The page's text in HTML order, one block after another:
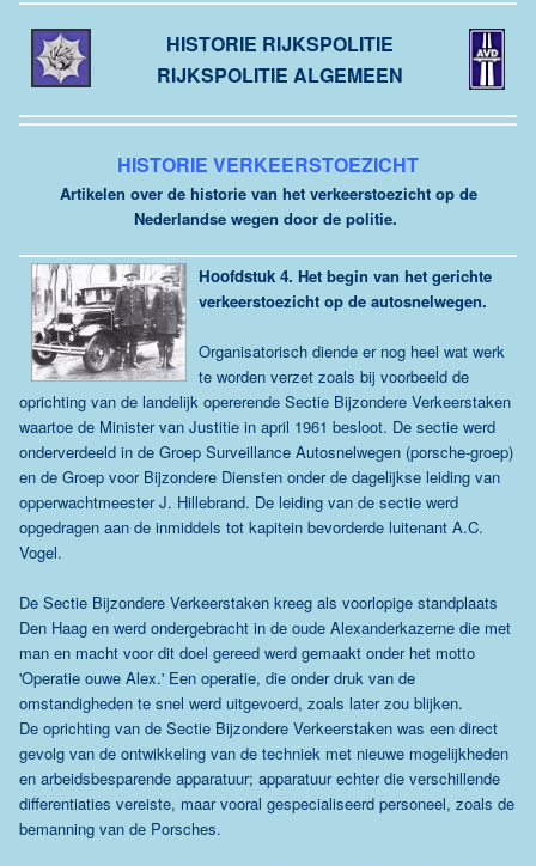
HISTORIE RIJKSPOLITIE
RIJKSPOLITIE ALGEMEEN
HISTORIE VERKEERSTOEZICHT
Artikelen over de historie van het verkeerstoezicht op de
Nederlandse wegen door de politie.
Hoofdstuk 4. Het begin van het gerichte
verkeerstoezicht op de autosnelwegen.
Organisatorisch diende er nog heel wat werk
te worden verzet zoals bij voorbeeld de
oprichting van de landelijk opererende Sectie Bijzondere Verkeerstaken
waartoe de Minister van Justitie in april 1961 besloot. De sectie werd
onderverdeeld in de Groep Surveillance Autosnelwegen (porsche-groep)
en de Groep voor Bijzondere Diensten onder de dagelijkse leiding van
opperwachtmeester J. Hillebrand. De leiding van de sectie werd
opgedragen aan de inmiddels tot kapitein bevorderde luitenant A.C.
Vogel.
De Sectie Bijzondere Verkeerstaken kreeg als voorlopige standplaats
Den Haag en werd ondergebracht in de oude Alexanderkazerne die met
man en macht voor dit doel gereed werd gemaakt onder het motto
'Operatie ouwe Alex.' Een operatie, die onder druk van de
omstandigheden te snel werd uitgevoerd, zoals later zou blijken.
De oprichting van de Sectie Bijzondere Verkeerstaken was een direct
gevolg van de ontwikkeling van de techniek met nieuwe mogelijkheden
en arbeidsbesparende apparatuur; apparatuur echter die verschillende
differentiaties vereiste, maar vooral gespecialiseerd personeel, zoals de
bemanning van de Porsches.